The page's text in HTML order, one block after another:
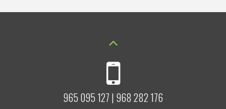
965 095 127 | 968 282 176